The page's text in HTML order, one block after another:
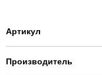
Артикул
Производитель